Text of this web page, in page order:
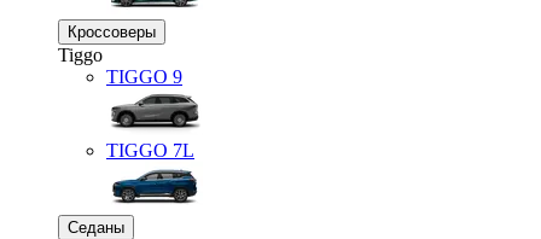
Кроссоверы
Tiggo
TIGGO 9
TIGGO 7L
Седаны